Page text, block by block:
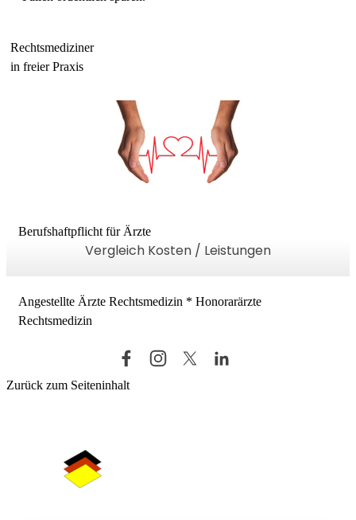
Rechtsmediziner
in freier Praxis
Berufshaftpflicht für Ärzte
Vergleich Kosten / Leistungen
Angestellte Ärzte Rechtsmedizin * Honorarärzte
Rechtsmedizin
Zurück zum Seiteninhalt